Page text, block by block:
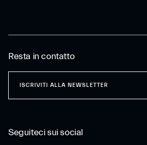
Seguiteci sui social
Resta in contatto
ISCRIVITI ALLA NEWSLETTER